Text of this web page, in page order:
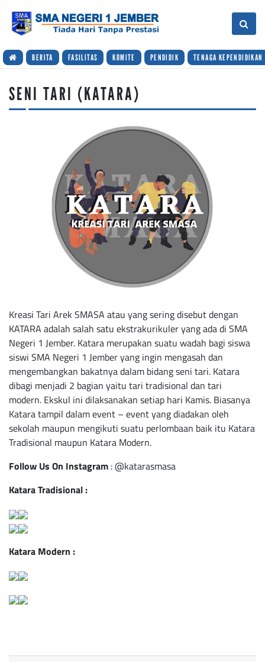
BERITA FASILITAS KOMITE PENDIDIK TENAGA KEPENDIDIKAN
SENI TARI (KATARA)
Kreasi Tari Arek SMASA atau yang sering disebut dengan
KATARA adalah salah satu ekstrakurikuler yang ada di SMA
Negeri 1 Jember. Katara merupakan suatu wadah bagi siswa
siswi SMA Negeri 1 Jember yang ingin mengasah dan
mengembangkan bakatnya dalam bidang seni tari. Katara
dibagi menjadi 2 bagian yaitu tari tradisional dan tari
modern. Ekskul ini dilaksanakan setiap hari Kamis. Biasanya
Katara tampil dalam event – event yang diadakan oleh
sekolah maupun mengikuti suatu perlombaan baik itu Katara
Tradisional maupun Katara Modern.
Follow Us On Instagram :@katarasmasa
Katara Tradisional :
Katara Modern :